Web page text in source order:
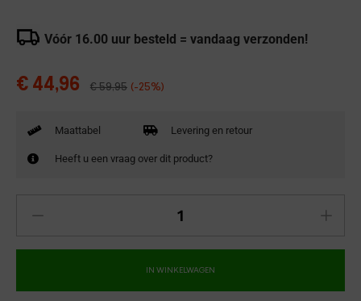
Vóór 16.00 uur besteld = vandaag verzonden!
€ 44,96 €59,95 (-25%)
Maattabel Levering en retour
Heeft u een vraag over dit product?
IN WINKELWAGEN